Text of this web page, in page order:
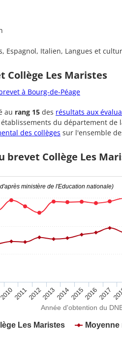
Espagnol, Italien, Langues et
Collège Les Maristes
à Bourg-de-Péage
au rang 15 des résultats aux
établissements du département de
des collèges sur l'ensemble
brevet Collège Les
Année d'obtention du
ministère de l'Education nationale)
Les Maristes
20102011201220132014201520162017